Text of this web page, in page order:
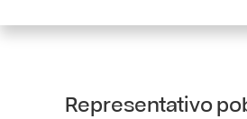
Representativo